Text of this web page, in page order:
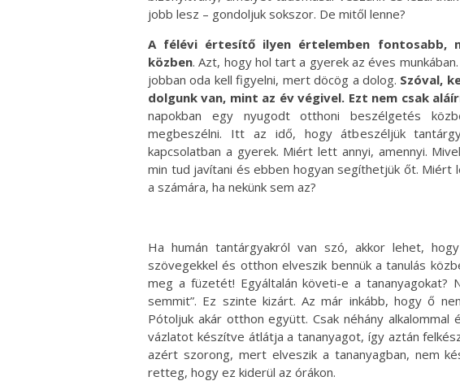
jobb lesz – gondoljuk sokszor. De mitől lenne?
A félévi értesítő ilyen értelemben fontosabb,
közben. Azt, hogy hol tart a gyerek az éves
jobban oda kell figyelni, mert döcög a dolog. Szóval,
dolgunk van, mint az év végivel. Ezt nem csak
napokban egy nyugodt otthoni beszélgetés
megbeszélni. Itt az idő, hogy átbeszéljük
kapcsolatban a gyerek. Miért lett annyi, amennyi.
min tud javítani és ebben hogyan segíthetjük őt. Miért
a számára, ha nekünk sem az?
Ha humán tantárgyakról van szó, akkor lehet,
szövegekkel és otthon elveszik bennük a tanulás
meg a füzetét! Egyáltalán követi-e a tananyagokat?
semmit”. Ez szinte kizárt. Az már inkább, hogy ő
Pótoljuk akár otthon együtt. Csak néhány
vázlatot készítve átlátja a tananyagot, így aztán
azért szorong, mert elveszik a tananyagban, nem
retteg, hogy ez kiderül az órákon.